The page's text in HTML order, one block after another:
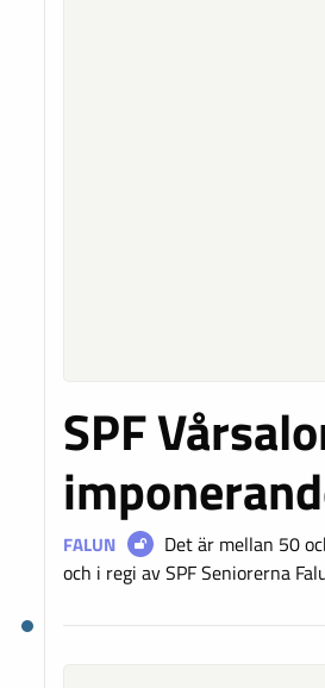
SPF
FALUN
Det är mellan 50
och i regi av SPF Seniorerna